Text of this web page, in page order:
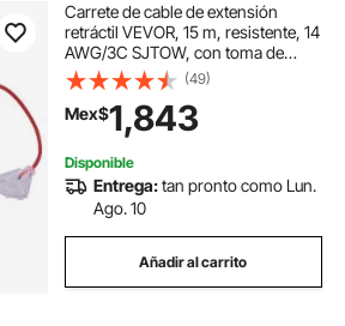
Carrete de cable de extensión
retráctil VEVOR, 15 m, resistente, 14
AWG/3C SJTOW, con toma de
corriente triple iluminada, disyuntor
de 13 A, soporte giratorio de 180°
para montaje en techo o pared.
(49)
Mex$1,843
Disponible
Entrega:tan pronto como Lun.
Ago. 10
Añadir al carrito